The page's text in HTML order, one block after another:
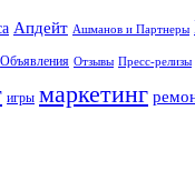
Апдейт Ашманов и Партнеры
Объявления Отзывы Пресс-релизы
игры маркетинг